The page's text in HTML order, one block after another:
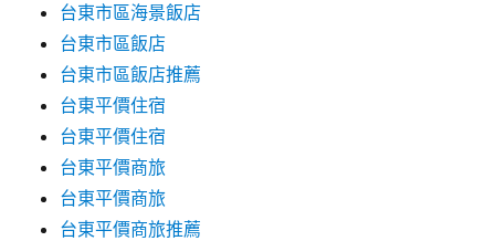
台東市區海景飯店
台東市區飯店
台東市區飯店推薦
台東平價住宿
台東平價住宿
台東平價商旅
台東平價商旅
台東平價商旅推薦